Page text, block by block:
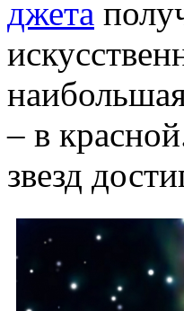
джета
– в
звезд